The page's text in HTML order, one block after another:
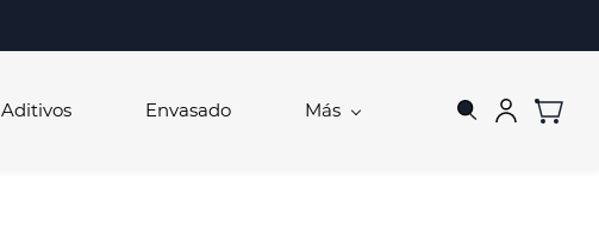
Aditivos Envasado Más